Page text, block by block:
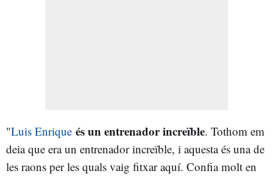
"Luis Enrique és un entrenador increïble. Tothom em
deia que era un entrenador increïble, i aquesta és una de
les raons per les quals vaig fitxar aquí. Confia molt en